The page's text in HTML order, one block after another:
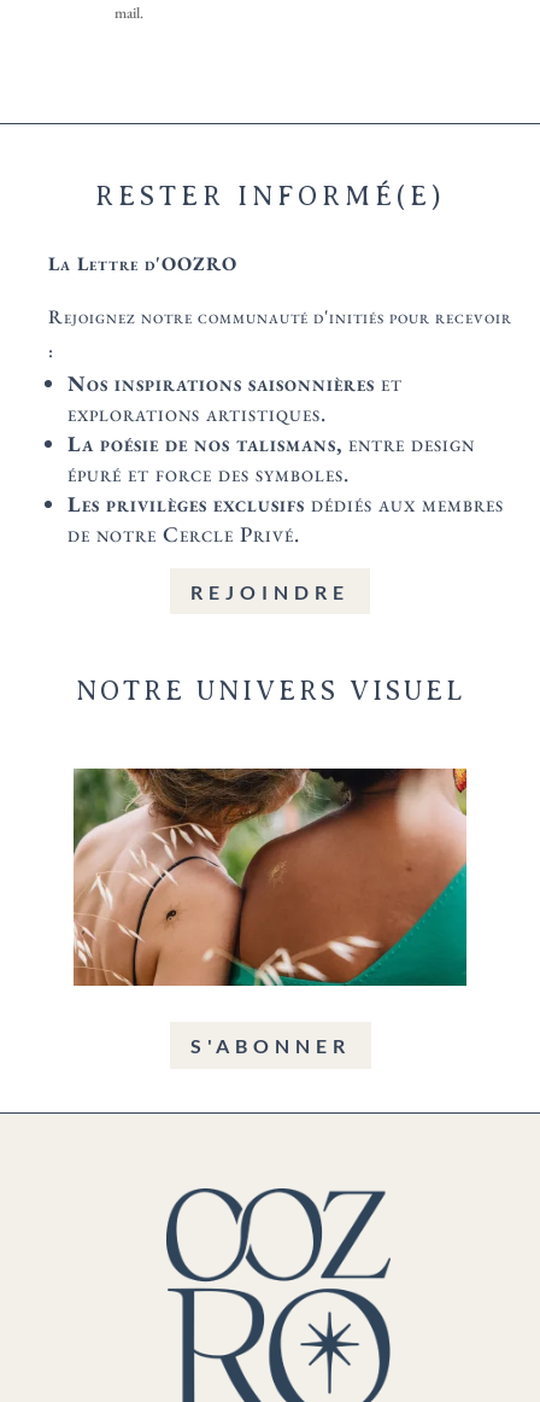
mail.
RESTER INFORMÉ(E)
La Lettre d'OOZRO
Rejoignez notre communauté d'initiés pour recevoir
:
Nos inspirations saisonnières et
explorations artistiques.
La poésie de nos talismans, entre design
épuré et force des symboles.
Les privilèges exclusifs dédiés aux membres
de notre Cercle Privé.
REJOINDRE
NOTRE UNIVERS VISUEL
S'ABONNER